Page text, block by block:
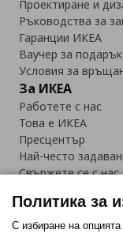
Проектиране и
Ръководства за
Гаранции ИКЕА
Ваучер за
Условия за
За ИКЕА
Работете с нас
Това е ИКЕА
Пресцентър
Най-често
Свържете се с нас
Политика за
С избиране на